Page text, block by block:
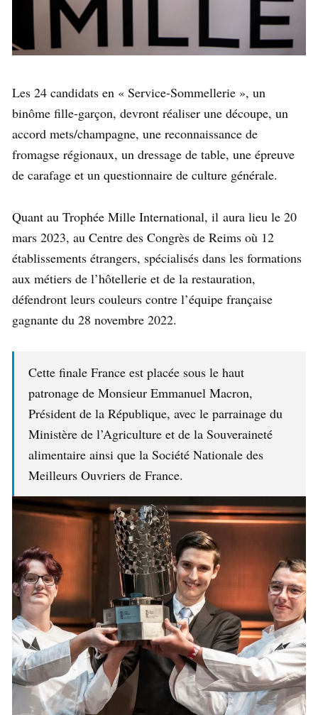
Les 24 candidats en « Service-Sommellerie », un
binôme fille-garçon, devront réaliser une découpe, un
accord mets/champagne, une reconnaissance de
fromagse régionaux, un dressage de table, une épreuve
de carafage et un questionnaire de culture générale.
Quant au Trophée Mille International, il aura lieu le 20
mars 2023, au Centre des Congrès de Reims où 12
établissements étrangers, spécialisés dans les formations
aux métiers de l’hôtellerie et de la restauration,
défendront leurs couleurs contre l’équipe française
gagnante du 28 novembre 2022.
Cette finale France est placée sous le haut
patronage de Monsieur Emmanuel Macron,
Président de la République, avec le parrainage du
Ministère de l’Agriculture et de la Souveraineté
alimentaire ainsi que la Société Nationale des
Meilleurs Ouvriers de France.